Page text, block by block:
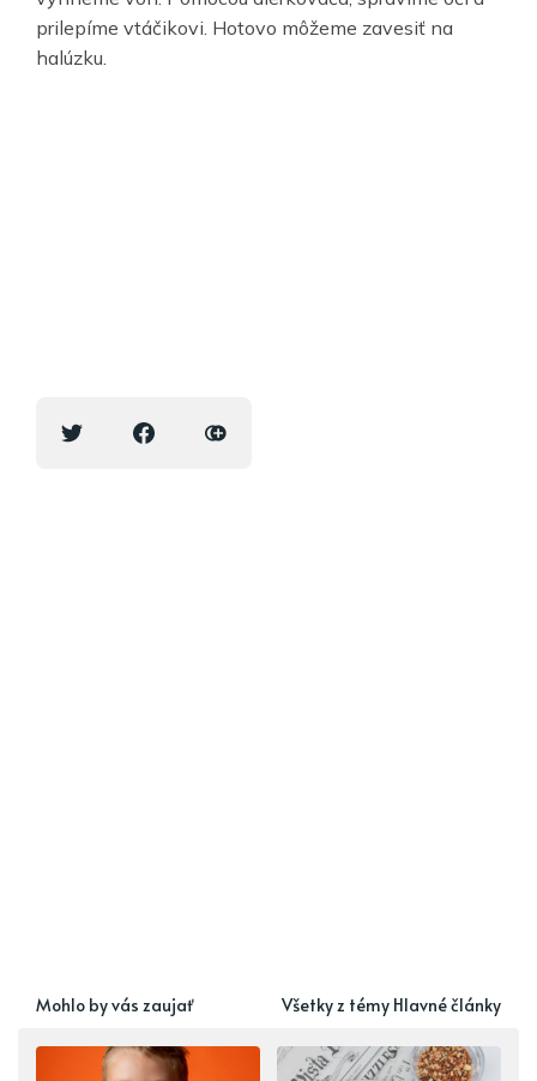
prilepíme vtáčikovi. Hotovo môžeme zavesiť na
halúzku.
Mohlo by vás zaujať Všetky z témy Hlavné články